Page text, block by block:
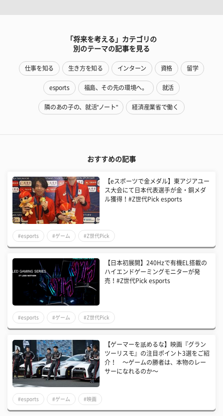
「将来を考える」カテゴリの
別のテーマの記事を見る
仕事を知る 生き方を知る インターン 資格 留学
esports 福島、その先の環境へ。 就活
隣のあの子の、就活"ノート" 経済産業省で働く
おすすめの記事
【eスポーツで金メダル】東アジアユー
ス大会にて日本代表選手が金・銅メダ
ル獲得！#Z世代Pick esports
#esports #ゲーム #Z世代Pick
【日本初展開】240Hzで有機EL搭載の
ハイエンドゲーミングモニターが発
売！#Z世代Pick esports
#esports #ゲーム #Z世代Pick
【ゲーマーを舐めるな】映画『グラン
ツーリスモ』の注目ポイント3選をご紹
介！ 〜ゲームの勝者は、本物のレー
サーになれるのか〜
#esports #ゲーム #映画